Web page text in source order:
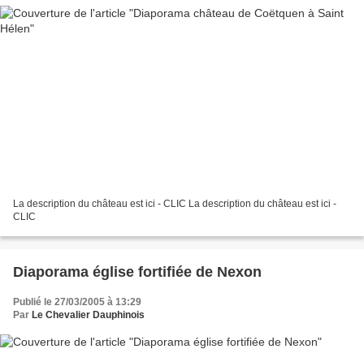
La description du château est ici - CLIC La description du château est ici -
CLIC
Diaporama église fortifiée de Nexon
Publié le 27/03/2005 à 13:29
Par Le Chevalier Dauphinois